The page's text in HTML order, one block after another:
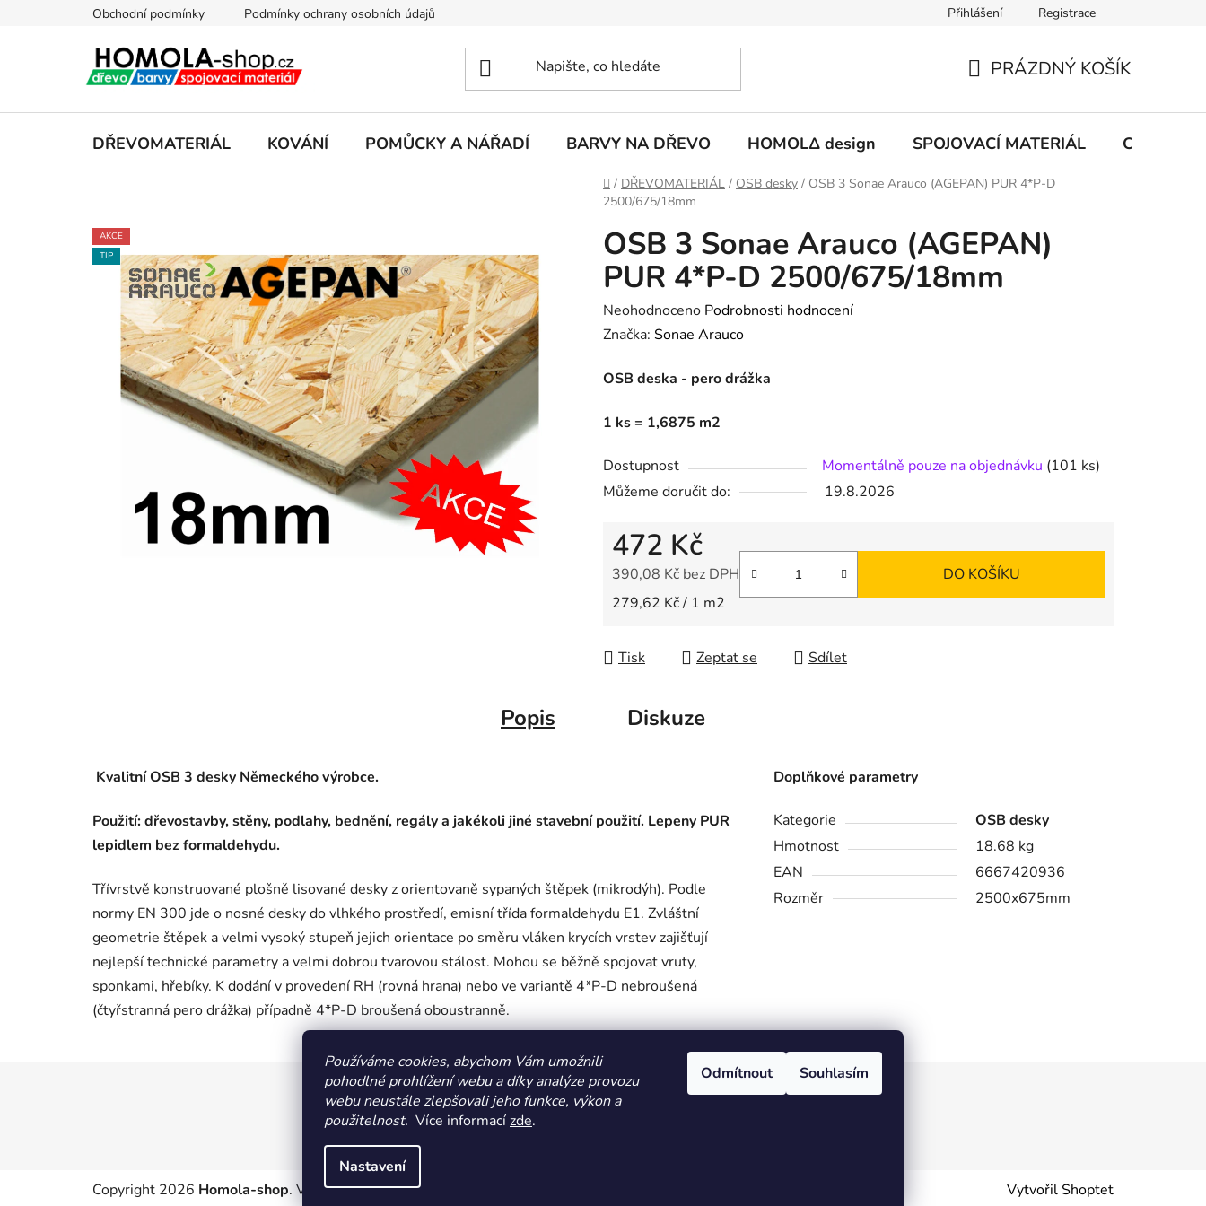
Používáme cookies, abychom Vám umožnili
pohodlné prohlížení webu a díky analýze provozu
webu neustále zlepšovali jeho funkce, výkon a
použitelnost. Více informacízde.
Nastavení
Odmítnout Souhlasím
Obchodní podmínky Podmínky ochrany osobních údajů Přihlášení Registrace
KOŠÍK
PRÁZDNÝ KOŠÍK
DŘEVOMATERIÁL KOVÁNÍ POMŮCKY A NÁŘADÍ BARVY NA DŘEVO HOMOLΔ design SPOJOVACÍ MATERIÁL CHEMIE
Domů
/ DŘEVOMATERIÁL / OSB desky / OSB 3 Sonae Arauco (AGEPAN) PUR 4*P-D
2500/675/18mm
OSB 3 Sonae Arauco (AGEPAN)
PUR 4*P-D 2500/675/18mm
Průměrné
hodnocení
je
z
5
hvězdiček.
Neohodnoceno Podrobnosti hodnocení
Značka: Sonae Arauco
OSB deska - pero drážka
1 ks = 1,6875 m2
Dostupnost Momentálně pouze na objednávku (101 ks)
Můžeme doručit do:
19.8.2026
472 Kč
390,08 Kč bez DPH
Měrná cena:
279,62 Kč / 1 m2
DO KOŠÍKU
Tisk Zeptat se Sdílet
AKCE
TIP
Popis Diskuze
Kvalitní OSB 3 desky Německého výrobce.
Použití: dřevostavby, stěny, podlahy, bednění, regály a jakékoli jiné stavební použití. Lepeny PUR
lepidlem bez formaldehydu.
Třívrstvě konstruované plošně lisované desky z orientovaně sypaných štěpek (mikrodýh). Podle
normy EN 300 jde o nosné desky do vlhkého prostředí, emisní třída formaldehydu E1. Zvláštní
geometrie štěpek a velmi vysoký stupeň jejich orientace po směru vláken krycích vrstev zajišťují
nejlepší technické parametry a velmi dobrou tvarovou stálost. Mohou se běžně spojovat vruty,
sponkami, hřebíky. K dodání v provedení RH (rovná hrana) nebo ve variantě 4*P-D nebroušená
(čtyřstranná pero drážka) případně 4*P-D broušená oboustranně.
Doplňkové parametry
Kategorie
OSB desky
Hmotnost
18.68 kg
EAN
6667420936
Rozměr
2500x675mm
HOMOLA-shop.cz
Vytvořil Shoptet
Copyright 2026 Homola-shop. Všechna práva vyhrazena.